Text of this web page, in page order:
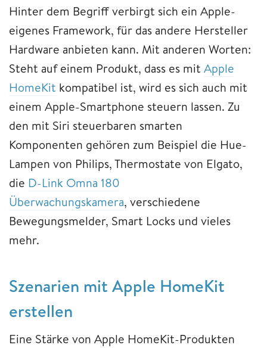
Hinter dem Begriff verbirgt sich ein Apple-
eigenes Framework, für das andere Hersteller
Hardware anbieten kann. Mit anderen Worten:
Steht auf einem Produkt, dass es mit Apple
HomeKit kompatibel ist, wird es sich auch mit
einem Apple-Smartphone steuern lassen. Zu
den mit Siri steuerbaren smarten
Komponenten gehören zum Beispiel die Hue-
Lampen von Philips, Thermostate von Elgato,
die D-Link Omna 180
Überwachungskamera, verschiedene
Bewegungsmelder, Smart Locks und vieles
mehr.
Szenarien mit Apple HomeKit
erstellen
Eine Stärke von Apple HomeKit-Produkten